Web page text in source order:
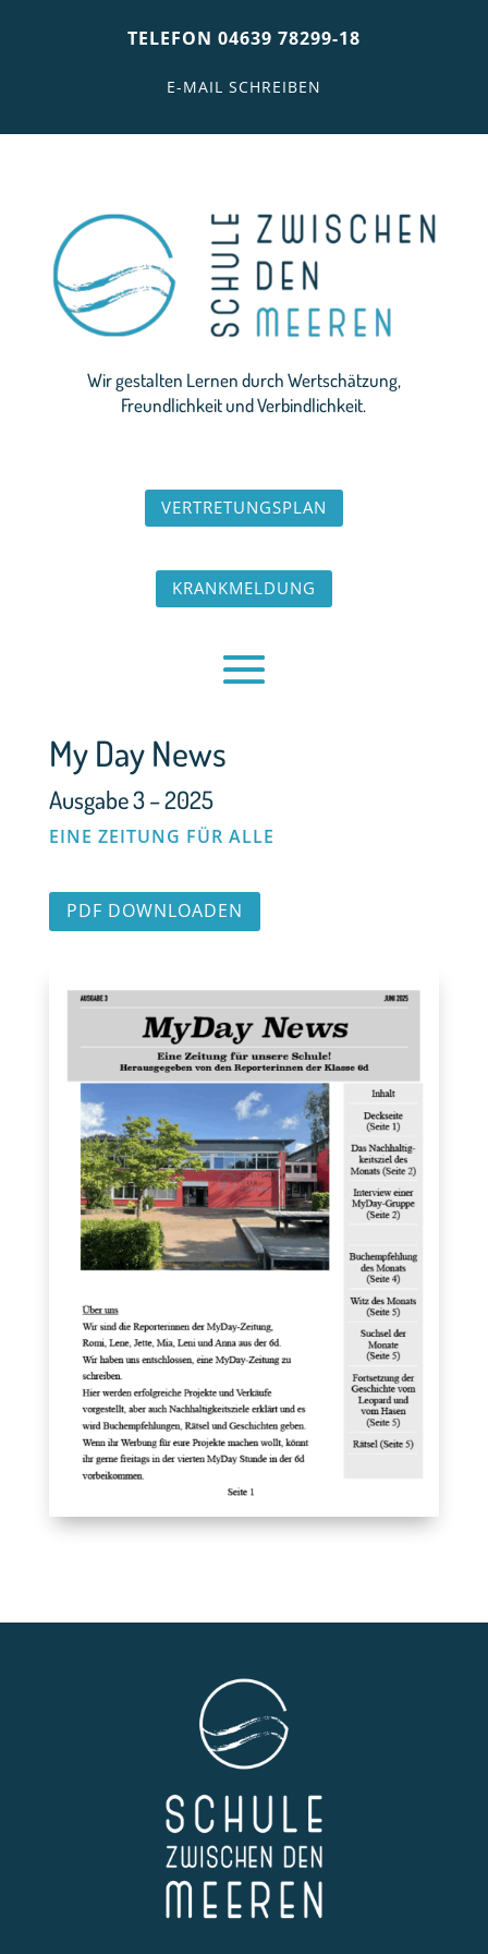
TELEFON 04639 78299-18
E-MAIL SCHREIBEN
Wir gestalten Lernen durch Wertschätzung,
Freundlichkeit und Verbindlichkeit.
VERTRETUNGSPLAN
KRANKMELDUNG
My Day News
Ausgabe 3 – 2025
EINE ZEITUNG FÜR ALLE
PDF DOWNLOADEN